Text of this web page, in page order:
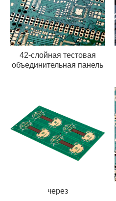
42-слойная тестовая
объединительная панель
через